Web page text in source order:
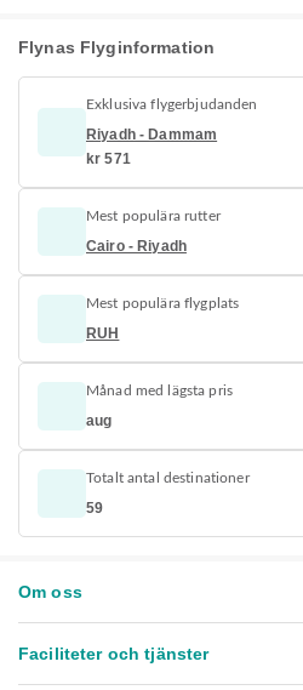
Flynas Flyginformation
Exklusiva flygerbjudanden
Riyadh - Dammam
kr 571
Mest populära rutter
Cairo - Riyadh
Mest populära flygplats
RUH
Månad med lägsta pris
aug
Totalt antal destinationer
59
Om oss
Faciliteter och tjänster